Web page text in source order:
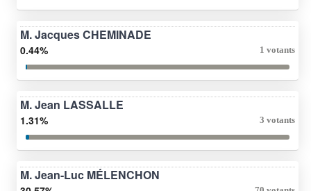
M. Jacques CHEMINADE
0.44% 1 votants
M. Jean LASSALLE
1.31% 3 votants
M. Jean-Luc MÉLENCHON